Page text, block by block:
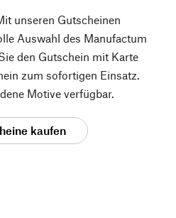
unseren Gutscheinen
Auswahl des Manufactum
den Gutschein mit Karte
zum sofortigen Einsatz.
Motive verfügbar.
kaufen